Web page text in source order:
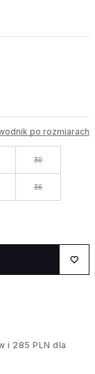
po rozmiarach
30
36
i 285 PLN dla